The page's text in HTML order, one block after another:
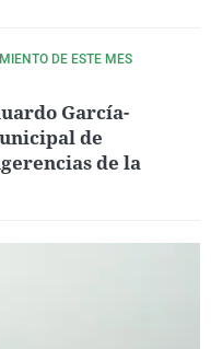
DE ESTE MES
García-
de
de la